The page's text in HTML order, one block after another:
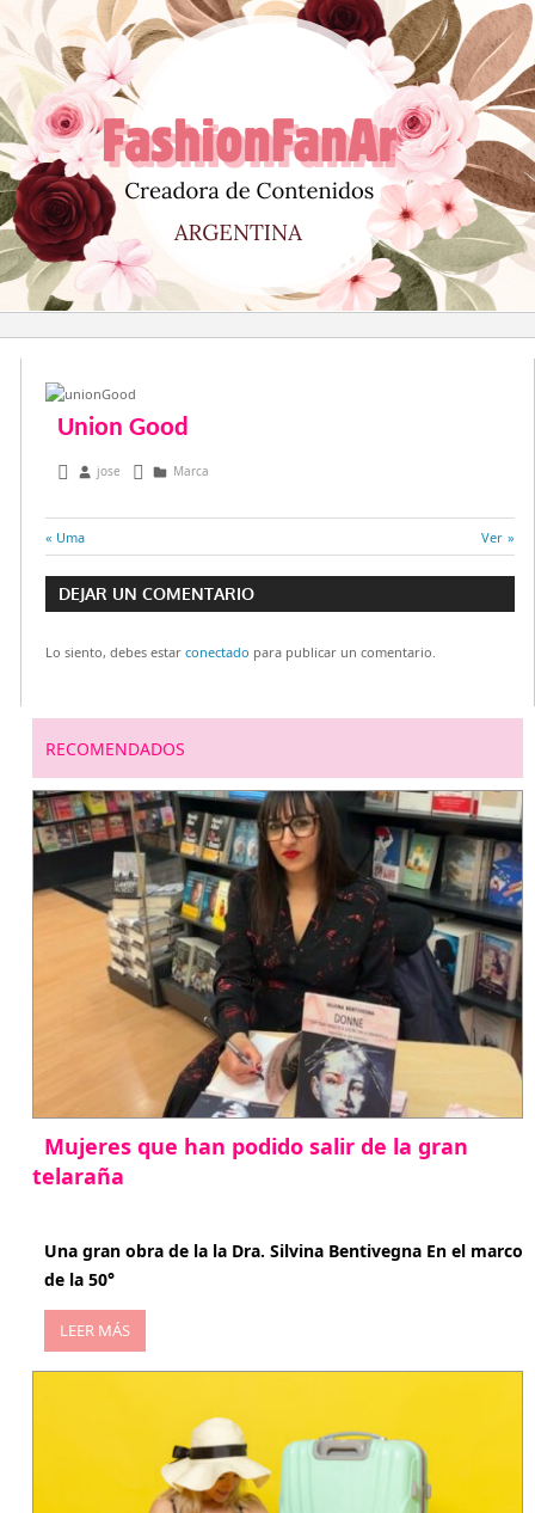
al
contenido
Union Good
junio 4, 2013
jose Marca
Navegación
de
entradas
Entrada
anterior:
Uma
Entrada
Ver
DEJAR UN COMENTARIO
Lo siento, debes estar conectado para publicar un comentario.
RECOMENDADOS
Mujeres que han podido salir de la gran
telaraña
Una gran obra de la la Dra. Silvina Bentivegna En el marco
de la 50°
LEER MÁS